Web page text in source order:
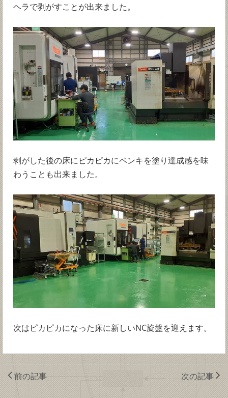
ヘラで剥がすことが出来ました。
剥がした後の床にピカピカにペンキを塗り達成感を味
わうことも出来ました。
次はピカピカになった床に新しいNC旋盤を迎えます。
前の記事 次の記事